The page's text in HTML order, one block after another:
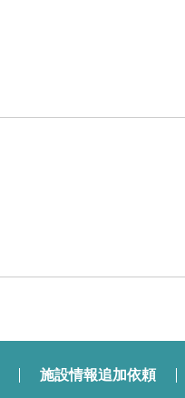
施設情報追加依頼